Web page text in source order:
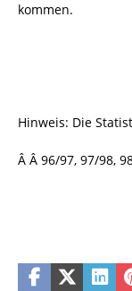
kommen.
Hinweis: Die
Â Â 96/97, 97/98,